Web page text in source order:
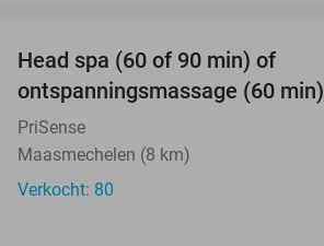
Head spa (60 of 90 min) of
ontspanningsmassage (60 min)
PriSense
Maasmechelen (8 km)
Verkocht: 80